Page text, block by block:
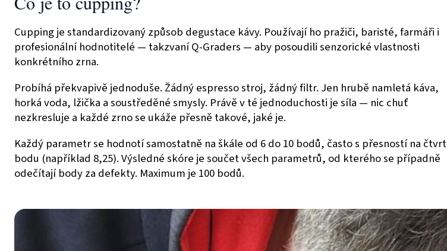
Cupping je standardizovaný způsob degustace kávy. Používají ho pražiči, baristé, farmáři i
profesionální hodnotitelé — takzvaní Q-Graders — aby posoudili senzorické vlastnosti
konkrétního zrna.
Probíhá překvapivě jednoduše. Žádný espresso stroj, žádný filtr. Jen hrubě namletá káva,
horká voda, lžička a soustředěné smysly. Právě v té jednoduchosti je síla — nic chuť
nezkresluje a každé zrno se ukáže přesně takové, jaké je.
Každý parametr se hodnotí samostatně na škále od 6 do 10 bodů, často s přesností na čtvrt
bodu (například 8,25). Výsledné skóre je součet všech parametrů, od kterého se případně
odečítají body za defekty. Maximum je 100 bodů.